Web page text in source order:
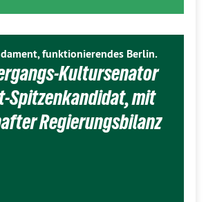
funktionierendes Berlin.
Kultursenator
Spitzenkandidat, mit
Regierungsbilanz